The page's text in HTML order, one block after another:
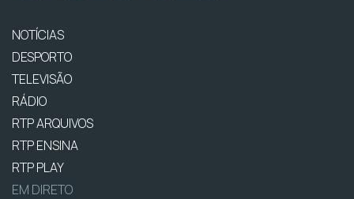
NOTÍCIAS
DESPORTO
TELEVISÃO
RÁDIO
RTP ARQUIVOS
RTP ENSINA
RTP PLAY
EM DIRETO